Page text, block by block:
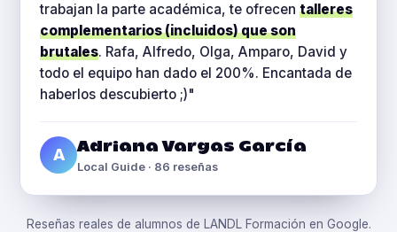
trabajan la parte académica, te ofrecen talleres
complementarios (incluidos) que son
brutales. Rafa, Alfredo, Olga, Amparo, David y
todo el equipo han dado el 200%. Encantada de
haberlos descubierto ;)"
A
Adriana Vargas García
Local Guide · 86 reseñas
Reseñas reales de alumnos de LANDL Formación en Google.